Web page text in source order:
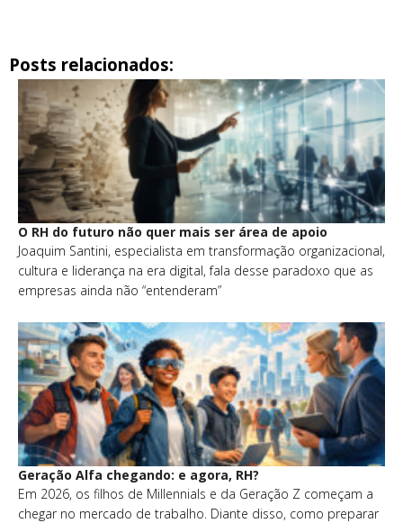
Posts relacionados:
O RH do futuro não quer mais ser área de apoio
Joaquim Santini, especialista em transformação organizacional,
cultura e liderança na era digital, fala desse paradoxo que as
empresas ainda não “entenderam”
Geração Alfa chegando: e agora, RH?
Em 2026, os filhos de Millennials e da Geração Z começam a
chegar no mercado de trabalho. Diante disso, como preparar